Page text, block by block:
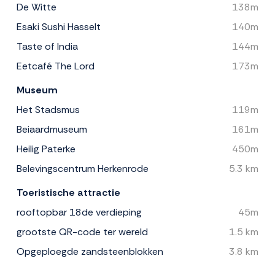
De Witte
138m
Esaki Sushi Hasselt
140m
Taste of India
144m
Eetcafé The Lord
173m
Museum
Het Stadsmus
119m
Beiaardmuseum
161m
Heilig Paterke
450m
Belevingscentrum Herkenrode
5.3 km
Toeristische attractie
rooftopbar 18de verdieping
45m
grootste QR-code ter wereld
1.5 km
Opgeploegde zandsteenblokken
3.8 km